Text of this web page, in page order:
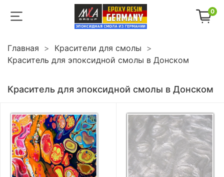
0
Главная
Красители для смолы
Краситель для эпоксидной смолы в Донском
Краситель для эпоксидной смолы в Донском